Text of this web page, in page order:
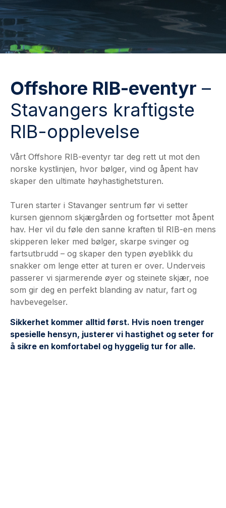
Offshore RIB-eventyr –
Stavangers kraftigste
RIB-opplevelse
Vårt Offshore RIB-eventyr tar deg rett ut mot den
norske kystlinjen, hvor bølger, vind og åpent hav
skaper den ultimate høyhastighetsturen.
Turen starter i Stavanger sentrum før vi setter
kursen gjennom skjærgården og fortsetter mot åpent
hav. Her vil du føle den sanne kraften til RIB-en mens
skipperen leker med bølger, skarpe svinger og
fartsutbrudd – og skaper den typen øyeblikk du
snakker om lenge etter at turen er over. Underveis
passerer vi sjarmerende øyer og steinete skjær, noe
som gir deg en perfekt blanding av natur, fart og
havbevegelser.
Sikkerhet kommer alltid først. Hvis noen trenger
spesielle hensyn, justerer vi hastighet og seter for
å sikre en komfortabel og hyggelig tur for alle.